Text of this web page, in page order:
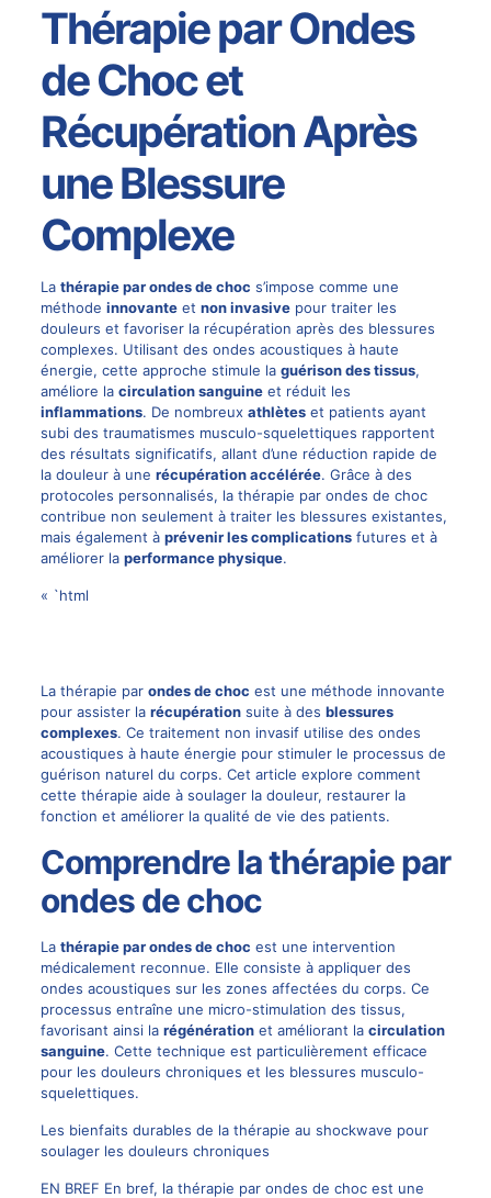
Thérapie par Ondes
de Choc et
Récupération Après
une Blessure
Complexe
La thérapie par ondes de choc s’impose comme une
méthode innovanteet non invasivepour traiter les
douleurs et favoriser la récupération après des blessures
complexes. Utilisant des ondes acoustiques à haute
énergie, cette approche stimule la guérison des tissus,
améliore la circulation sanguineet réduit les
inflammations. De nombreux athlèteset patients ayant
subi des traumatismes musculo-squelettiques rapportent
des résultats significatifs, allant d’une réduction rapide de
la douleur à une récupération accélérée. Grâce à des
protocoles personnalisés, la thérapie par ondes de choc
contribue non seulement à traiter les blessures existantes,
mais également à prévenir les complicationsfutures et à
améliorer la performance physique.
« `html
La thérapie par ondes de choc est une méthode innovante
pour assister la récupérationsuite à des blessures
complexes. Ce traitement non invasif utilise des ondes
acoustiques à haute énergie pour stimuler le processus de
guérison naturel du corps. Cet article explore comment
cette thérapie aide à soulager la douleur, restaurer la
fonction et améliorer la qualité de vie des patients.
Comprendre la thérapie par
ondes de choc
La thérapie par ondes de choc est une intervention
médicalement reconnue. Elle consiste à appliquer des
ondes acoustiques sur les zones affectées du corps. Ce
processus entraîne une micro-stimulation des tissus,
favorisant ainsi la régénérationet améliorant la circulation
sanguine. Cette technique est particulièrement efficace
pour les douleurs chroniques et les blessures musculo-
squelettiques.
Les bienfaits durables de la thérapie au shockwave pour
soulager les douleurs chroniques
EN BREF En bref, la thérapie par ondes de choc est une